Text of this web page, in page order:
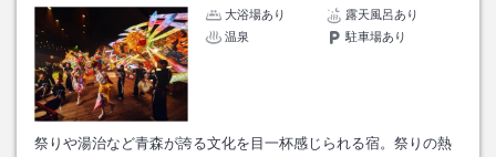
大浴場あり
露天風呂あり
温泉
駐車場あり
祭りや湯治など青森が誇る文化を目一杯感じられる宿。祭りの熱